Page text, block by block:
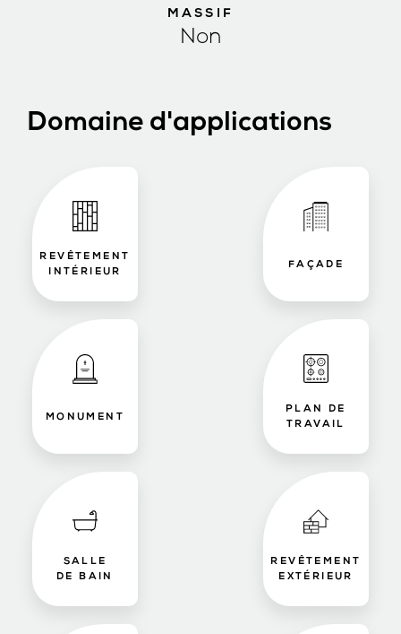
MASSIF
Non
Domaine d'applications
REVÊTEMENT
INTÉRIEUR
FAÇADE
MONUMENT
PLAN DE
TRAVAIL
SALLE
DE BAIN
REVÊTEMENT
EXTÉRIEUR